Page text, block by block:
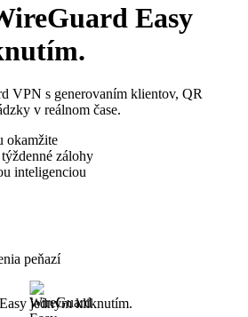
Easy
VPN s generovaním klientov, QR
v reálnom čase.
okamžite
zálohy
inteligenciou
peňazí